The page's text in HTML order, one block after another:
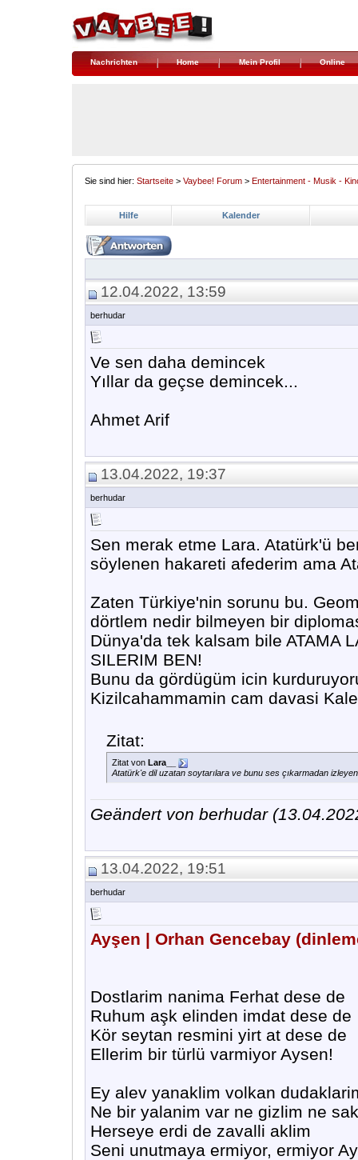
Nachrichten Home Mein Profil Online
Sie sind hier: Startseite > Vaybee! Forum > Entertainment - Musik -
Hilfe Kalender
12.04.2022, 13:59
berhudar
Ve sen daha demincek
Yıllar da geçse demincek...
Ahmet Arif
13.04.2022, 19:37
berhudar
Sen merak etme Lara. Atatürk'ü
söylenen hakareti afederim ama
Zaten Türkiye'nin sorunu bu.
dörtlem nedir bilmeyen bir
Dünya'da tek kalsam bile ATAMA
SILERIM BEN!
Bunu da gördügüm icin
Kizilcahammamin cam davasi
Zitat:
Zitat von Lara__
Atatürk'e dil uzatan soytarılara ve bunu ses çıkarmadan
Geändert von berhudar
13.04.2022, 19:51
berhudar
Ayşen | Orhan Gencebay
Dostlarim nanima Ferhat dese de
Ruhum aşk elinden imdat dese de
Kör seytan resmini yirt at dese de
Ellerim bir türlü varmiyor Aysen!
Ey alev yanaklim volkan
Ne bir yalanim var ne gizlim ne
Herseye erdi de zavalli aklim
Seni unutmaya ermiyor, ermiyor